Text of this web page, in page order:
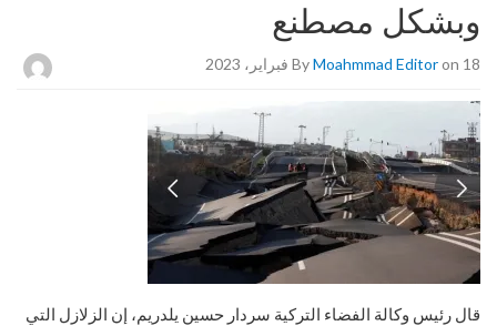
وبشكل مصطنع
ByMoahmmad Editoron 18 فبراير، 2023
قال رئيس وكالة الفضاء التركية سردار حسين يلدريم، إن الزلازل التي